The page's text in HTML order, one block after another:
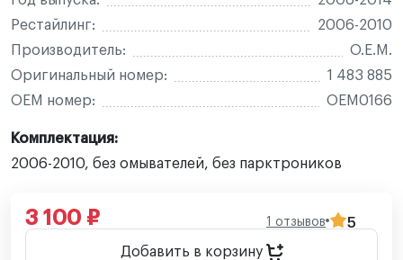
Рестайлинг:
2006-2010
Производитель:
O.E.M.
Оригинальный номер:
1 483 885
OEM номер:
OEM0166
Комплектация:
2006-2010, без омывателей, без парктроников
3 100 ₽ 1 отзывов
5
Добавить в корзину